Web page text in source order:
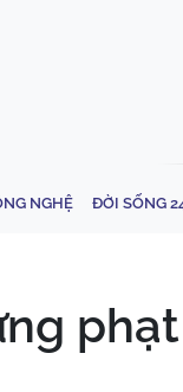
NGHỆ ĐỜI SỐNG